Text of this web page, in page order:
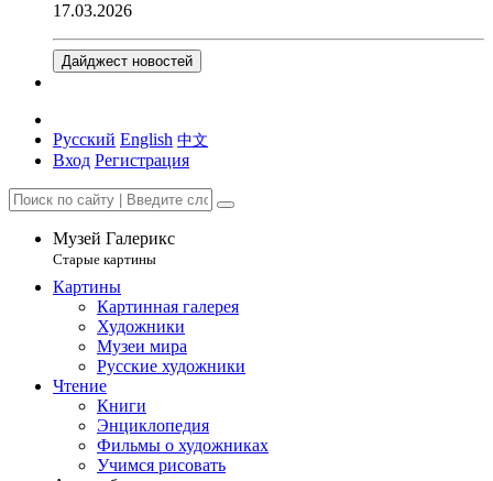
17.03.2026
Дайджест новостей
Русский English 中文
Вход Регистрация
Музей Галерикс
Старые картины
Картины
Картинная галерея
Художники
Музеи мира
Русские художники
Чтение
Книги
Энциклопедия
Фильмы о художниках
Учимся рисовать